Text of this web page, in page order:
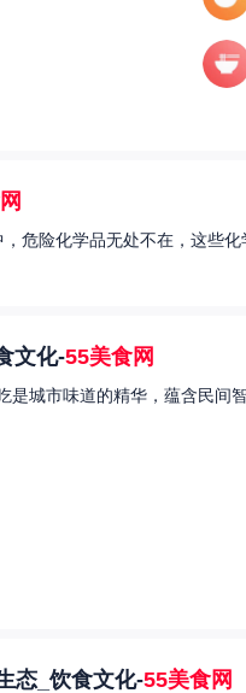
险化学品无处不在，这些
文化-55美食网
是城市味道的精华，蕴含民间
态_饮食文化-55美食网